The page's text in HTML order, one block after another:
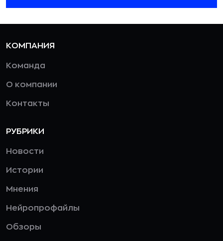
КОМПАНИЯ
Команда
О компании
Контакты
РУБРИКИ
Новости
Истории
Мнения
Нейропрофайлы
Обзоры